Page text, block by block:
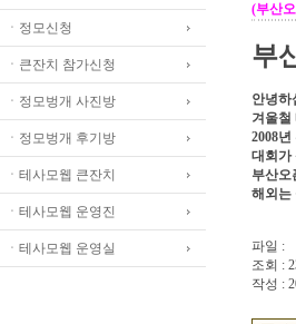
ㆍ정모신청
ㆍ큰잔치 참가신청
ㆍ정모벙개 사진방
ㆍ정모벙개 후기방
ㆍ테사모웹 큰잔치
ㆍ테사모웹 운영진
ㆍ테사모웹 운영실
(부산
부
안녕하
겨울철
2008
대회가
부산오
해외는
파일 :
조회 :
작성 :